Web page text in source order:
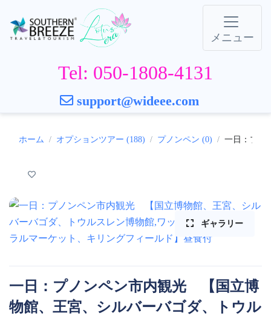
メニュー
Tel: 050-1808-4131
support@wideee.com
ホーム オプションツアー (188) プノンペン (0) 一日：プノ
ギャラリー
一日：プノンペン市内観光 【国立博
物館、王宮、シルバーバゴダ、トウル